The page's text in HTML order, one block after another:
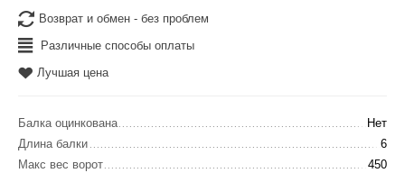
Возврат и обмен - без проблем
Различные способы оплаты
Лучшая цена
Балка оцинкована
Нет
Длина балки
6
Макс вес ворот
450